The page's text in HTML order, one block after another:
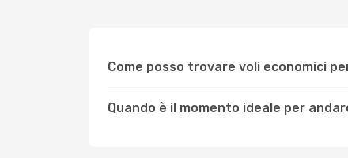
Come posso trovare voli economici
Quando è il momento ideale per